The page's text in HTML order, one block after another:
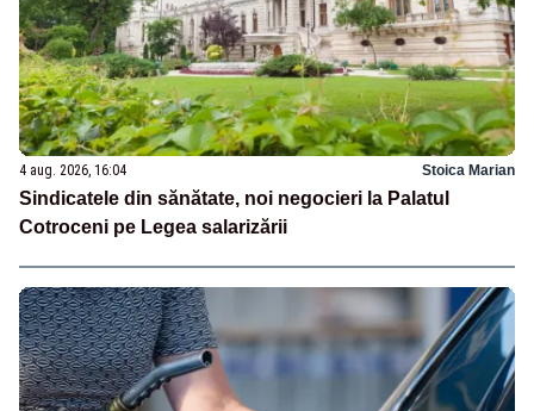
4 aug. 2026, 16:04 Stoica Marian
Sindicatele din sănătate, noi negocieri la Palatul
Cotroceni pe Legea salarizării